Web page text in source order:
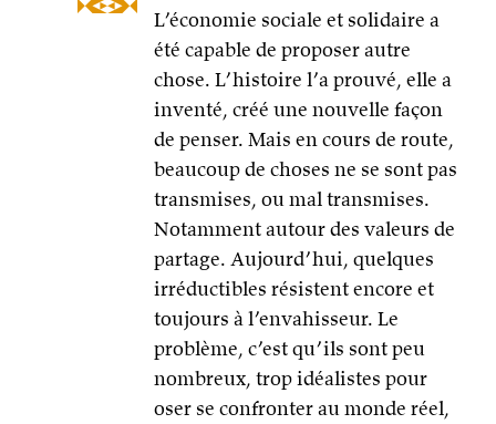
L’économie sociale et solidaire a
été capable de proposer autre
chose. L’histoire l’a prouvé, elle a
inventé, créé une nouvelle façon
de penser. Mais en cours de route,
beaucoup de choses ne se sont pas
transmises, ou mal transmises.
Notamment autour des valeurs de
partage. Aujourd’hui, quelques
irréductibles résistent encore et
toujours à l’envahisseur. Le
problème, c’est qu’ils sont peu
nombreux, trop idéalistes pour
oser se confronter au monde réel,